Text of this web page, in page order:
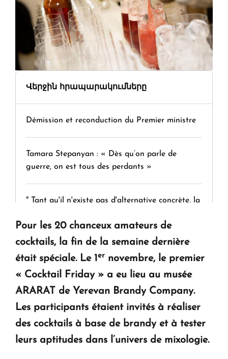
Վերջին հրապարակումները
Démission et reconduction du Premier ministre
Tamara Stepanyan : « Dès qu’on parle de
guerre, on est tous des perdants »
" Tant qu'il n'existe pas d'alternative concrète, la
KASA : 30 ans d'audace, de résilience et d'avenir
en Arménie
Le premier hôtel Hyatt Regency d'Arménie
ouvrira ses portes à Dilijan
Pour les 20 chanceux amateurs de
cocktails, la fin de la semaine dernière
était spéciale. Le 1er novembre, le premier
« Cocktail Friday » a eu lieu au musée
ARARAT de Yerevan Brandy Company.
Les participants étaient invités à réaliser
des cocktails à base de brandy et à tester
leurs aptitudes dans l’univers de mixologie.